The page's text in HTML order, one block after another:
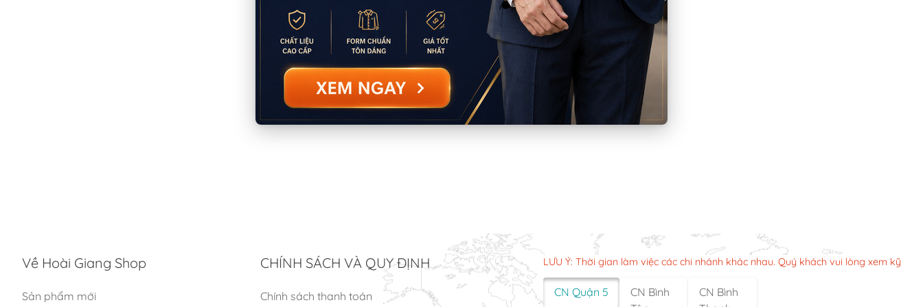
Về Hoài Giang Shop
Sản phẩm mới
CHÍNH SÁCH VÀ QUY ĐỊNH
Chính sách thanh toán
LƯU Ý: Thời gian làm việc các chi nhánh khác nhau. Quý khách vui lòng xem kỹ
CN Quận 5
CN Bình
CN Bình